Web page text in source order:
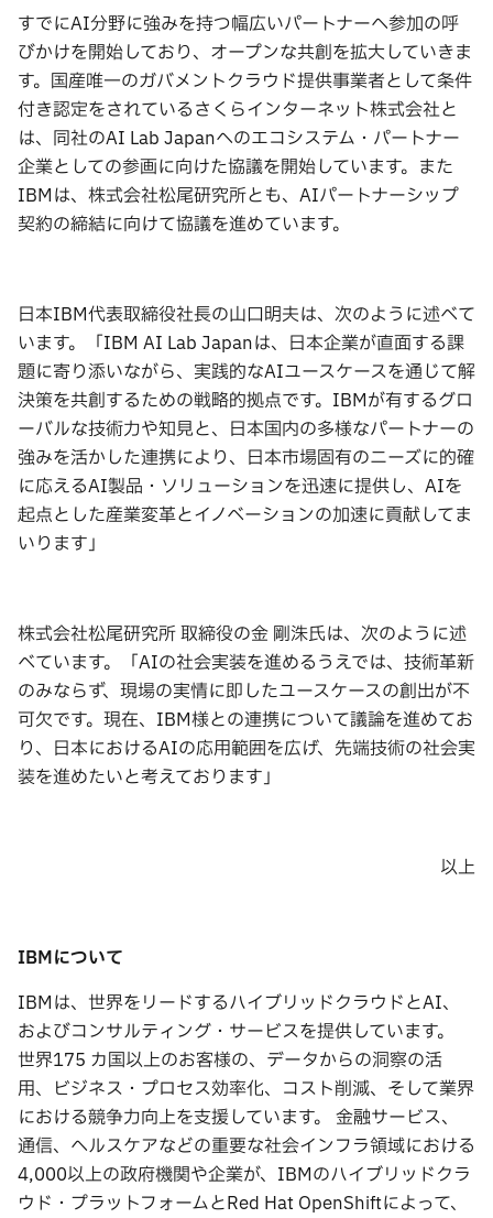
すでにAI分野に強みを持つ幅広いパートナーへ参加の呼
びかけを開始しており、オープンな共創を拡大していきま
す。国産唯一のガバメントクラウド提供事業者として条件
付き認定をされているさくらインターネット株式会社と
は、同社のAI Lab Japanへのエコシステム・パートナー
企業としての参画に向けた協議を開始しています。また
IBMは、株式会社松尾研究所とも、AIパートナーシップ
契約の締結に向けて協議を進めています。
日本IBM代表取締役社長の山口明夫は、次のように述べて
います。「IBM AI Lab Japanは、日本企業が直面する課
題に寄り添いながら、実践的なAIユースケースを通じて解
決策を共創するための戦略的拠点です。IBMが有するグロ
ーバルな技術力や知見と、日本国内の多様なパートナーの
強みを活かした連携により、日本市場固有のニーズに的確
に応えるAI製品・ソリューションを迅速に提供し、AIを
起点とした産業変革とイノベーションの加速に貢献してま
いります」
株式会社松尾研究所 取締役の金 剛洙氏は、次のように述
べています。「AIの社会実装を進めるうえでは、技術革新
のみならず、現場の実情に即したユースケースの創出が不
可欠です。現在、IBM様との連携について議論を進めてお
り、日本におけるAIの応用範囲を広げ、先端技術の社会実
装を進めたいと考えております」
以上
IBMについて
IBMは、世界をリードするハイブリッドクラウドとAI、
およびコンサルティング・サービスを提供しています。
世界175 カ国以上のお客様の、データからの洞察の活
⽤、ビジネス・プロセス効率化、コスト削減、そして業界
における競争⼒向上を⽀援しています。 ⾦融サービス、
通信、ヘルスケアなどの重要な社会インフラ領域における
4,000以上の政府機関や企業が、IBMのハイブリッドクラ
ウド・プラットフォームとRed Hat OpenShiftによって、